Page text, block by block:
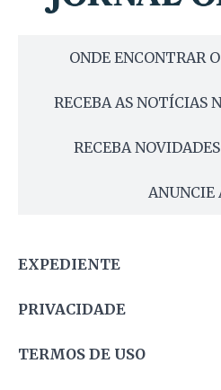
ONDE ENCONTRAR
RECEBA AS NOTÍCIAS
RECEBA
ANUNCIE
EXPEDIENTE
PRIVACIDADE
TERMOS DE USO